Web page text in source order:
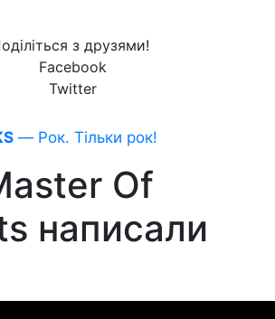
з друзями!
Facebook
Twitter
— Рок. Тільки рок!
Of
написали